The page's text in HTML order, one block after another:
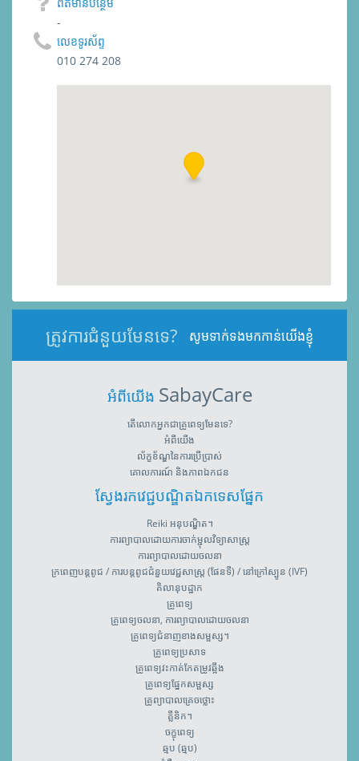
-
លេខទូរស័ព្ទ
010 274 208
ត្រូវការជំនួយមែនទេ? សូមទាក់ទងមកកាន់យើងខ្ញុំ
អំពីយើង SabayCare
តើលោកអ្នកជាគ្រូពេទ្យមែនទេ?
អំពីយើង
ល័ក្ខខ័ណ្ឌនៃការប្រើប្រាស់
គោលការណ៍ និងភាពឯកជន
ស្វែងរកវេជ្ជបណ្ឌិតឯកទេសផ្នែក
Reiki អនុបណ្ឌិត។
ការព្យាបាលដោយការចាក់ម្ជុលវិទ្យាសាស្រ្ត
ការព្យាបាលដោយចលនា
ក្រពេញបន្តពូជ / ការបន្តពូជជំនួយវេជ្ជសាស្រ្ត (ផែនទី) / នៅក្រៅស្បូន (IVF)
គិលានុបដ្ឋាក
គ្រូពេទ្យ
គ្រូពេទ្យចលនា, ការព្យាបាលដោយចលនា
គ្រូពេទ្យជំនាញខាងសម្ផស្ស។
គ្រូពេទ្យប្រសាទ
គ្រូពេទ្យវះកាត់កែតម្រូវឆ្អឹង
គ្រូពេទ្យ​ផ្នែកសម្ផស្ស
គ្រូព្យាបាលគ្រេចថ្លោះ
គ្លីនិក។
ចក្ខុពេទ្យ
ឆ្មប (ឆ្មប)